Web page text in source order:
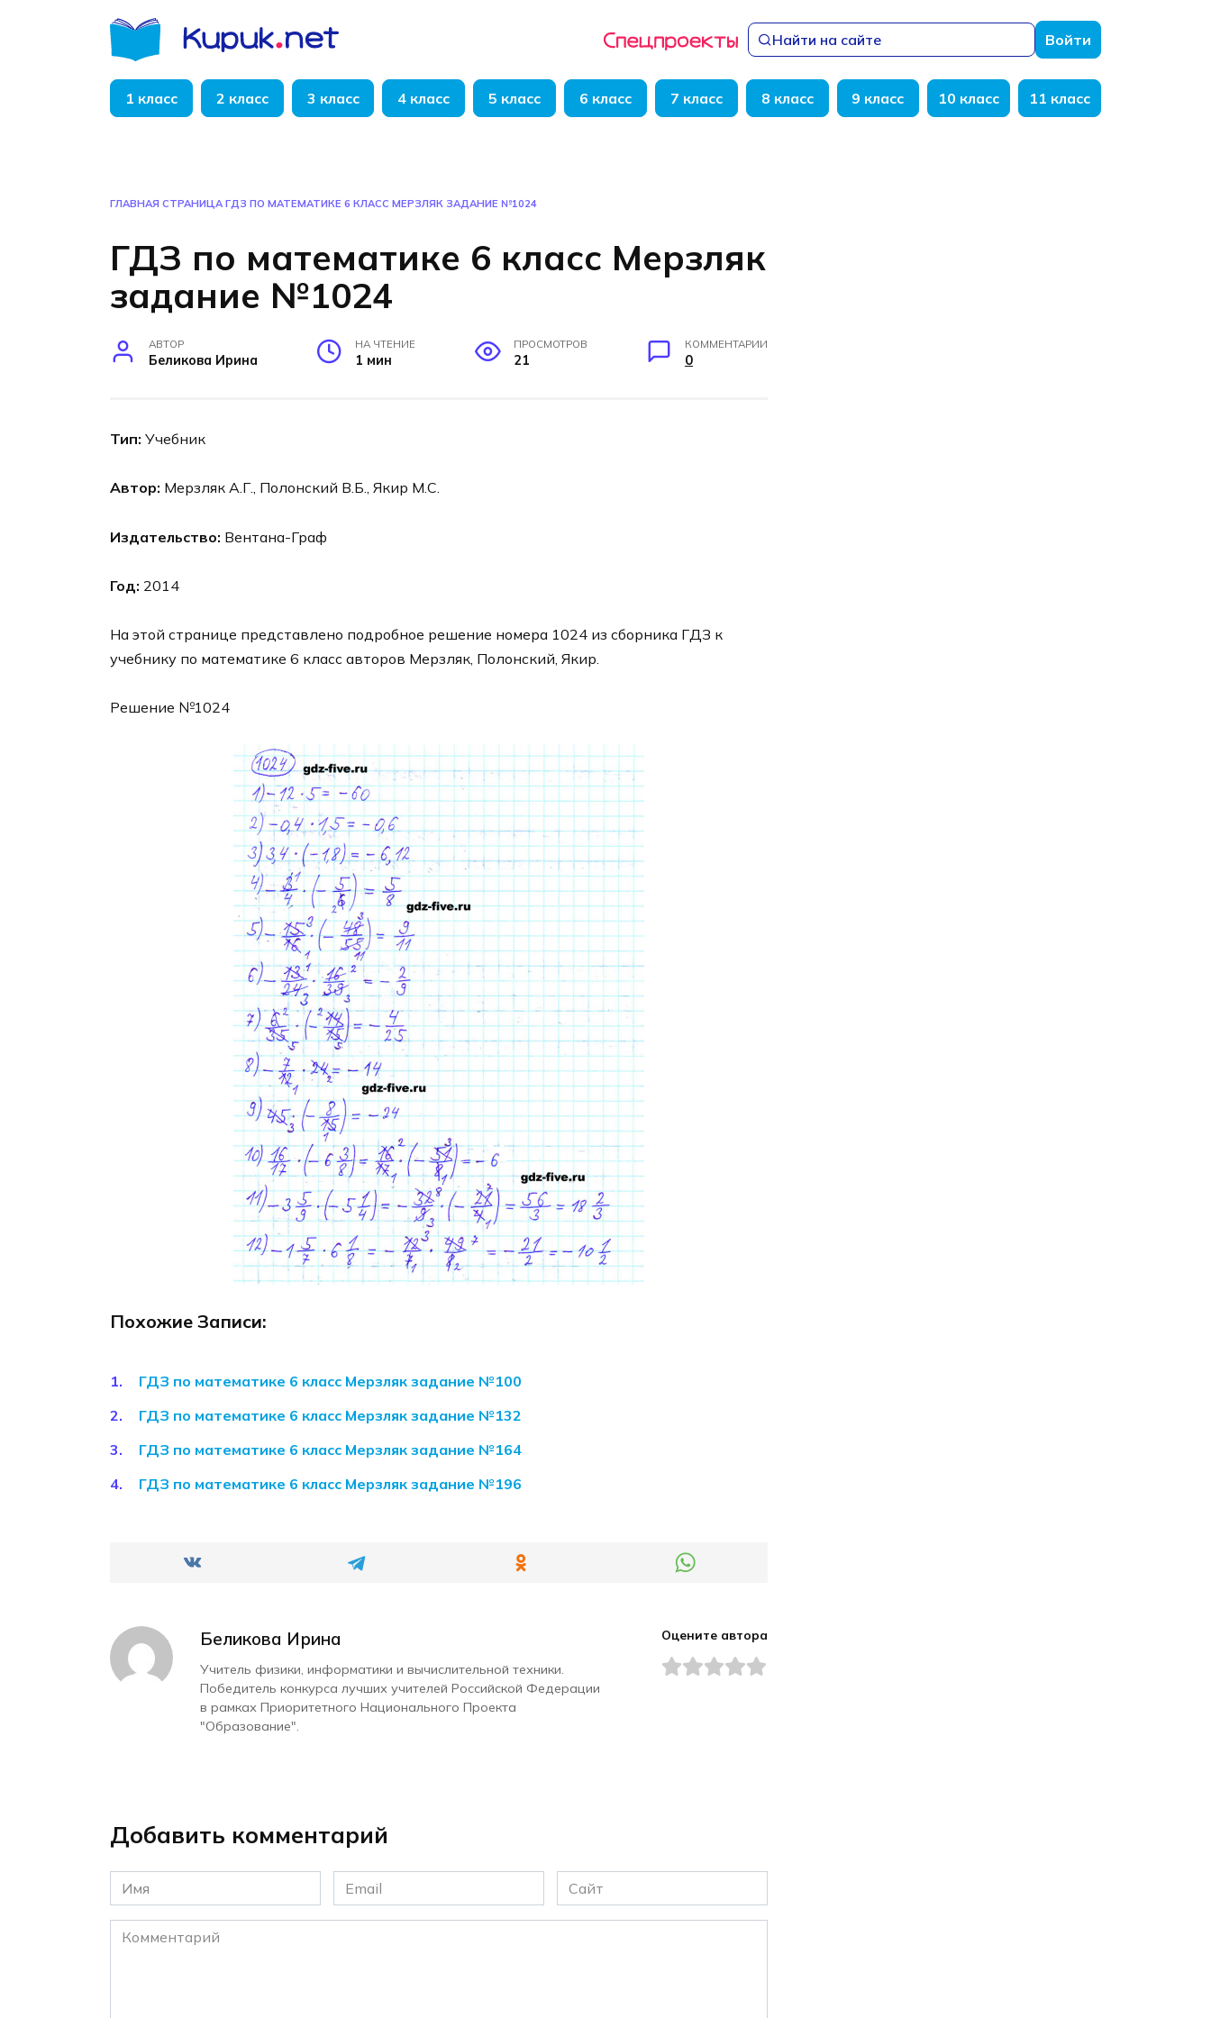
Найти на сайте Войти
1 класс 2 класс 3 класс 4 класс 5 класс 6 класс 7 класс 8 класс 9 класс 10 класс 11 класс
ГЛАВНАЯ СТРАНИЦА ГДЗ ПО МАТЕМАТИКЕ 6 КЛАСС МЕРЗЛЯК ЗАДАНИЕ №1024
ГДЗ по математике 6 класс Мерзляк
задание №1024
АВТОР
Беликова Ирина
НА ЧТЕНИЕ
1 мин
ПРОСМОТРОВ
21
КОММЕНТАРИИ
0
Тип: Учебник
Автор: Мерзляк А.Г., Полонский В.Б., Якир М.С.
Издательство: Вентана-Граф
Год: 2014
На этой странице представлено подробное решение номера 1024 из сборника ГДЗ к
учебнику по математике 6 класс авторов Мерзляк, Полонский, Якир.
Решение №1024
Похожие Записи:
ГДЗ по математике 6 класс Мерзляк задание №100
ГДЗ по математике 6 класс Мерзляк задание №132
ГДЗ по математике 6 класс Мерзляк задание №164
ГДЗ по математике 6 класс Мерзляк задание №196
Беликова Ирина
Учитель физики, информатики и вычислительной техники.
Победитель конкурса лучших учителей Российской Федерации
в рамках Приоритетного Национального Проекта
"Образование".
Оцените автора
Добавить комментарий
Имя
*
Email
*
Сайт
Комментарий